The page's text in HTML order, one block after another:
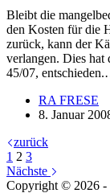
Bleibt die
den Kosten für die
zurück, kann der
verlangen. Dies
45/07,
RA FRESE
8. Januar
zurück
1 2 3
Nächste
Copyright © 2026 -